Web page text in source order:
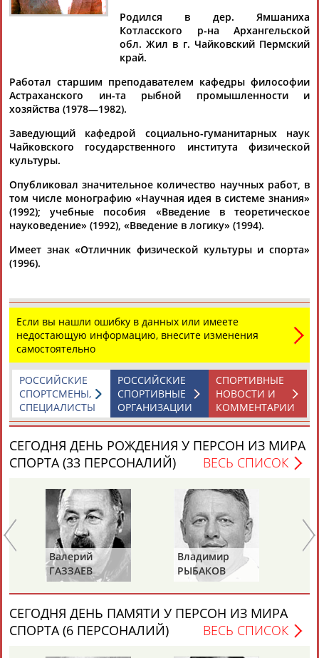
Дмитрий
Тамилла
АБАСОВА
Рамазан
АБАЧАРАЕВ
Ростом
АБАШИДЗЕ
Флюра
АББАТЕ-
БУЛАТОВА
Татьяна
АББЯСОВА
Акжана
Артур
Каримжан
АБДРАХМАНОВ
Аделя
АБДРАХМАНОВА
Андрей
АБДУВАЛИЕВ
Герман
АБДУЛАЕВ
Рамазан
Тагир
Камиль
Загалав
Камалудин
АБДУЛДАУДОВ
Абдула
АБДУЛЖАЛИЛОВ
Магомед
АБДУЛКАГИРОВ
Назир
АБДУЛЛАЕВ
Родился в дер. Ямшаниха
Котласского р-на Архангельской
обл. Жил в г. Чайковский Пермский
край.
Работал старшим преподавателем кафедры философии
Астраханского ин-та рыбной промышленности и
хозяйства (1978—1982).
Заведующий кафедрой социально-гуманитарных наук
Чайковского государственного института физической
культуры.
Опубликовал значительное количество научных работ, в
том числе монографию «Научная идея в системе знания»
(1992); учебные пособия «Введение в теоретическое
науковедение» (1992), «Введение в логику» (1994).
Имеет знак «Отличник физической культуры и спорта»
(1996).
Если вы нашли ошибку в данных или имеете
недостающую информацию, внесите изменения
самостоятельно
СПОРТИВНЫЕ
НОВОСТИ И
КОММЕНТАРИИ
РОССИЙСКИЕ
СПОРТИВНЫЕ
ОРГАНИЗАЦИИ
РОССИЙСКИЕ
СПОРТСМЕНЫ,
СПЕЦИАЛИСТЫ
СЕГОДНЯ ДЕНЬ РОЖДЕНИЯ У ПЕРСОН ИЗ МИРА
СПОРТА (33 ПЕРСОНАЛИЙ)
ВЕСЬ СПИСОК
Валерий
ГАЗЗАЕВ
Владимир
РЫБАКОВ
СЕГОДНЯ ДЕНЬ ПАМЯТИ У ПЕРСОН ИЗ МИРА
СПОРТА (6 ПЕРСОНАЛИЙ)
ВЕСЬ СПИСОК